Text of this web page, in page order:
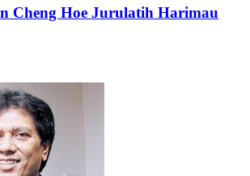
Cheng Hoe Jurulatih Harimau